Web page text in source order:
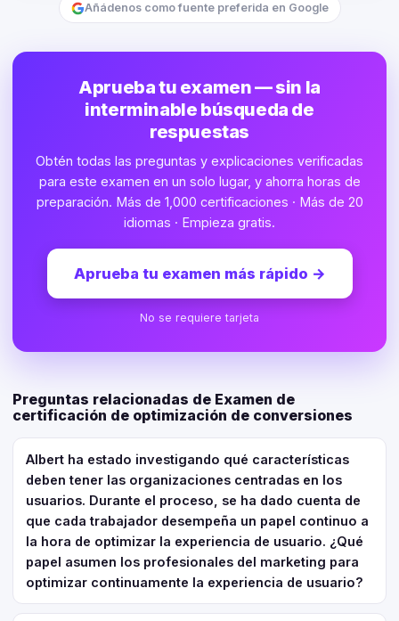
Añádenos como fuente preferida en Google
Aprueba tu examen — sin la
interminable búsqueda de
respuestas
Obtén todas las preguntas y explicaciones verificadas
para este examen en un solo lugar, y ahorra horas de
preparación. Más de 1,000 certificaciones · Más de 20
idiomas · Empieza gratis.
Aprueba tu examen más rápido →
No se requiere tarjeta
Preguntas relacionadas de Examen de
certificación de optimización de conversiones
Albert ha estado investigando qué características
deben tener las organizaciones centradas en los
usuarios. Durante el proceso, se ha dado cuenta de
que cada trabajador desempeña un papel continuo a
la hora de optimizar la experiencia de usuario. ¿Qué
papel asumen los profesionales del marketing para
optimizar continuamente la experiencia de usuario?